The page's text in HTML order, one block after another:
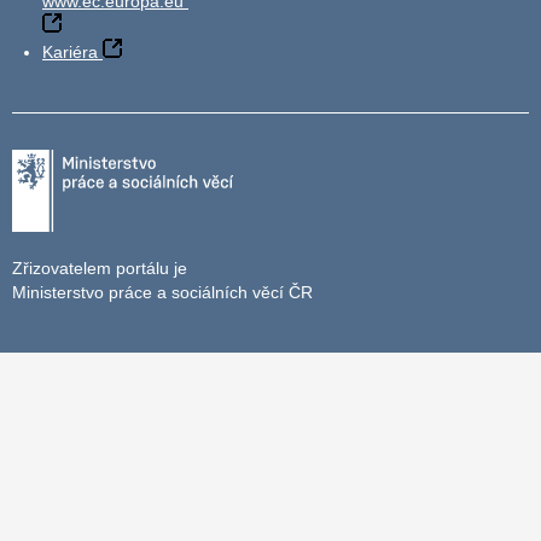
Kariéra
Zřizovatelem portálu je
Ministerstvo práce a sociálních věcí ČR